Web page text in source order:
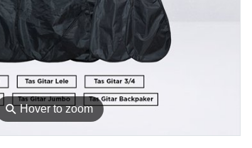
⚲Hover to zoom